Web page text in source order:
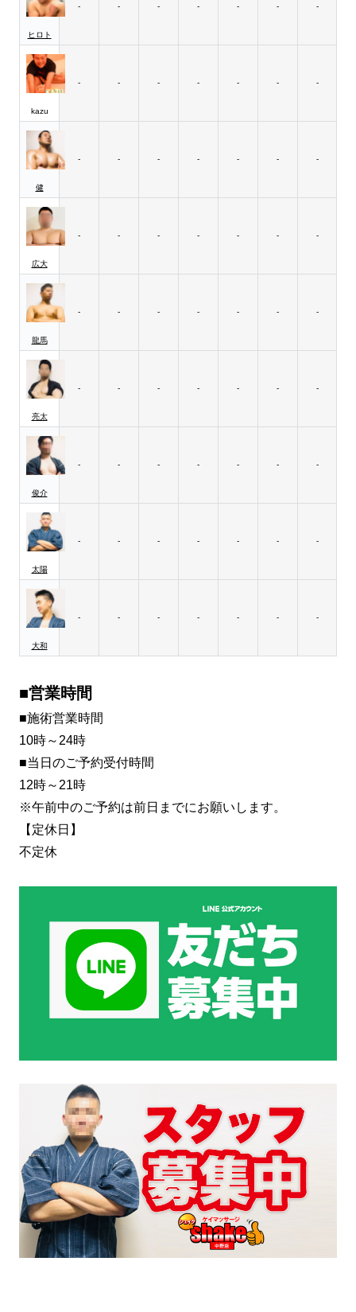
ヒロト
- - - - - - -
kazu
- - - - - - -
健
- - - - - - -
広大
- - - - - - -
龍馬
- - - - - - -
亮太
- - - - - - -
俊介
- - - - - - -
太陽
- - - - - - -
大和
- - - - - - -
■営業時間
■施術営業時間
10時～24時
■当日のご予約受付時間
12時～21時
※午前中のご予約は前日までにお願いします。
【定休日】
不定休